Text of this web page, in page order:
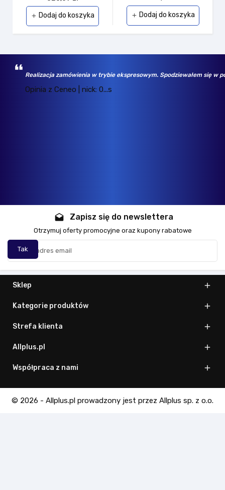
add Dodaj do koszyka add Dodaj do koszyka
Realizacja zamówienia w trybie ekspresowym. Spodziewałem się w
Opinia z Ceneo | nick: 0...s
drafts Zapisz się do newslettera
Otrzymuj oferty promocyjne oraz kupony rabatowe
Sklep 
Kategorie produktów 
Strefa klienta 
Allplus.pl 
Współpraca z nami 
© 2026 - Allplus.pl prowadzony jest przez Allplus sp. z o.o.